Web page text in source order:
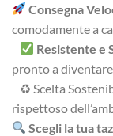
Consegna
comodamente a
Resistente e
pronto a
♻ Scelta
rispettoso
Scegli la tua